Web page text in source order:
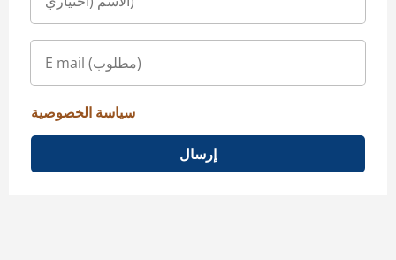
سياسة الخصوصية
إرسال